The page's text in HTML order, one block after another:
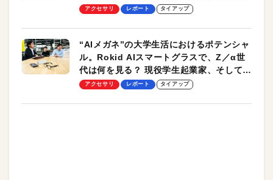
ッチ機能も搭載
アクセサリ レポート タイアップ
“AIメガネ”の大学生活におけるポテンシャ
ル。Rokid AIスマートグラスで、Z／α世
代は何を見る？ 現役学生起業家、そして教
授による体験会レポート【PR】
アクセサリ レポート タイアップ